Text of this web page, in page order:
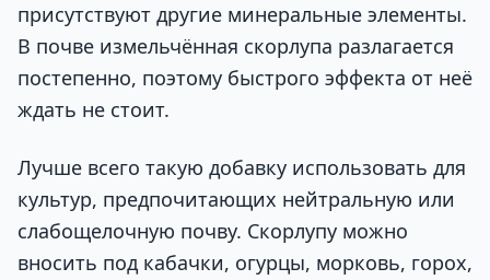
присутствуют другие минеральные элементы.
В почве измельчённая скорлупа разлагается
постепенно, поэтому быстрого эффекта от неё
ждать не стоит.
Лучше всего такую добавку использовать для
культур, предпочитающих нейтральную или
слабощелочную почву. Скорлупу можно
вносить под кабачки, огурцы, морковь, горох,